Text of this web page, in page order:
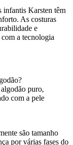
infantis Karsten têm
As costuras
e
a tecnologia
puro,
com a pele
são tamanho
por várias fases do